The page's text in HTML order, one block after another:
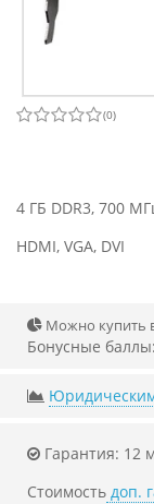
(0)
4 ГБ DDR3, 700
HDMI, VGA, DVI
Можно купить
Бонусные
Гарантия: 12
Стоимость доп.